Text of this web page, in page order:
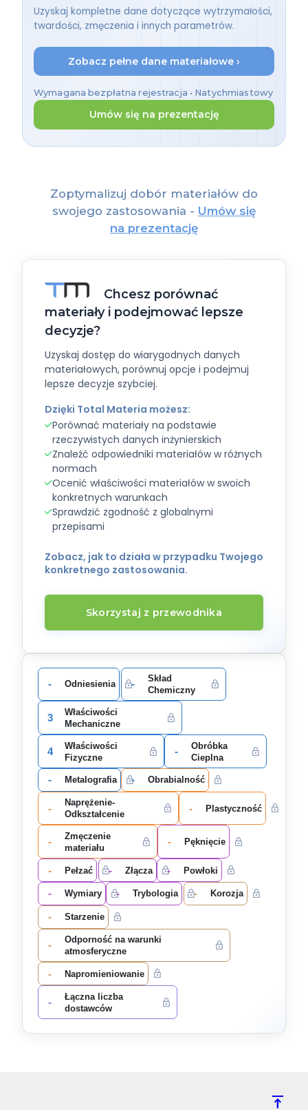
Uzyskaj kompletne dane dotyczące wytrzymałości,
twardości, zmęczenia i innych parametrów.
Zobacz pełne dane materiałowe ›
Wymagana bezpłatna rejestracja • Natychmiastowy
dostęp
Umów się na prezentację
Zoptymalizuj dobór materiałów do
swojego zastosowania - Umów się
na prezentację
Chcesz porównać
materiały i podejmować lepsze
decyzje?
Uzyskaj dostęp do wiarygodnych danych
materiałowych, porównuj opcje i podejmuj
lepsze decyzje szybciej.
Dzięki Total Materia możesz:
Porównać materiały na podstawie
rzeczywistych danych inżynierskich
Znaleźć odpowiedniki materiałów w różnych
normach
Ocenić właściwości materiałów w swoich
konkretnych warunkach
Sprawdzić zgodność z globalnymi
przepisami
Zobacz, jak to działa w przypadku Twojego
konkretnego zastosowania.
Skorzystaj z przewodnika
- Odniesienia -
Skład
Chemiczny
3
Właściwości
Mechaniczne
4
Właściwości
Fizyczne
-
Obróbka
Cieplna
- Metalografia - Obrabialność
-
Naprężenie-
Odkształcenie
- Plastyczność
-
Zmęczenie
materiału
- Pęknięcie
- Pełzać - Złącza - Powłoki
- Wymiary - Trybologia - Korozja
- Starzenie
-
Odporność na warunki
atmosferyczne
- Napromieniowanie
-
Łączna liczba
dostawców
vertical_align_top